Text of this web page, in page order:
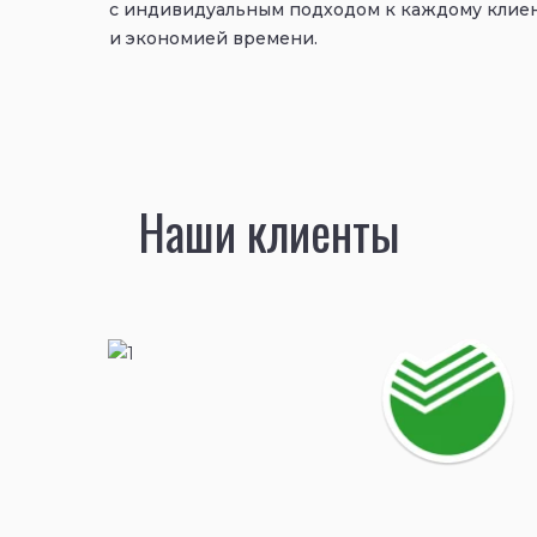
с индивидуальным подходом к каждому
и экономией времени.
Наши клиенты